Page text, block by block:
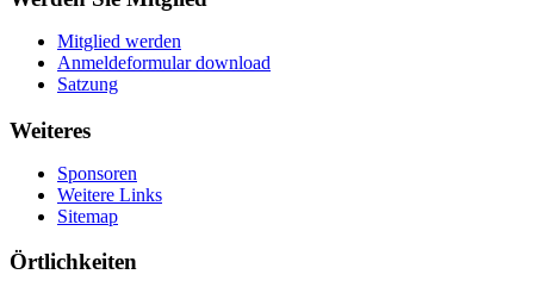
Mitglied werden
Anmeldeformular download
Satzung
Weiteres
Sponsoren
Weitere Links
Sitemap
Örtlichkeiten